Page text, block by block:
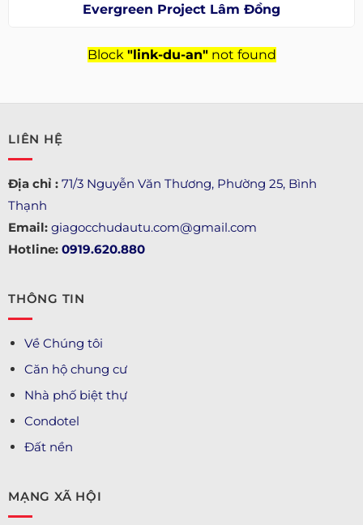
Evergreen Project Lâm Đồng
Block "link-du-an"not found
LIÊN HỆ
Địa chỉ : 71/3 Nguyễn Văn Thương, Phường 25, Bình
Thạnh
Email: giagocchudautu.com@gmail.com
Hotline: 0919.620.880
THÔNG TIN
Về Chúng tôi
Căn hộ chung cư
Nhà phố biệt thự
Condotel
Đất nền
MẠNG XÃ HỘI